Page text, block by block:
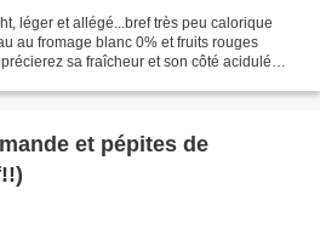
léger et allégé...bref très peu calorique
au fromage blanc 0% et fruits rouges
sa fraîcheur et son côté acidulé
et pépites de